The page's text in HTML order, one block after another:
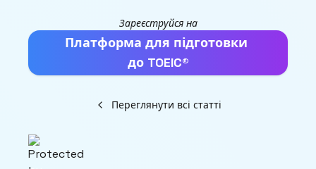
Зареєструйся на
Платформа для підготовки
до TOEIC®
Переглянути всі статті